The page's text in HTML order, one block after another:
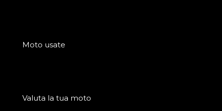
Moto usate
Valuta la tua moto